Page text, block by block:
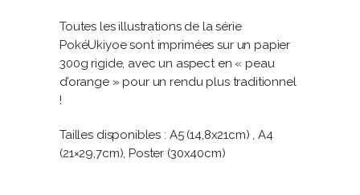
Toutes les illustrations de la série
PokéUkiyoe sont imprimées sur un papier
300g rigide, avec un aspect en « peau
d’orange » pour un rendu plus traditionnel
!
Tailles disponibles : A5 (14,8x21cm) , A4
(21×29,7cm), Poster (30x40cm)